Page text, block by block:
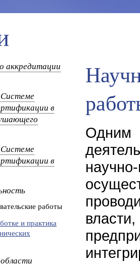
аккредитации
в
в
работы
и практика